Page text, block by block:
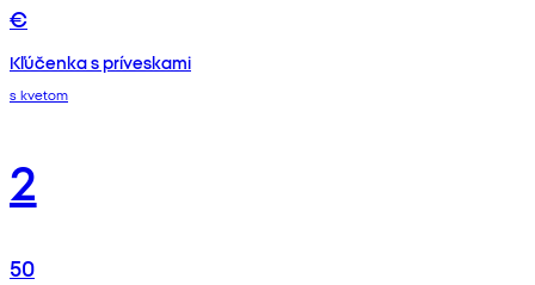
€
Kľúčenka s príveskami
s kvetom
2
50